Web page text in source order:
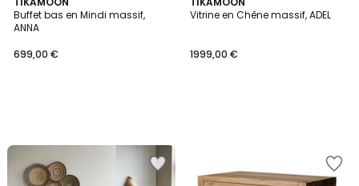
Buffet bas en Mindi massif,
ANNA
699,00 €
Vitrine en Chêne massif, ADEL
1999,00 €